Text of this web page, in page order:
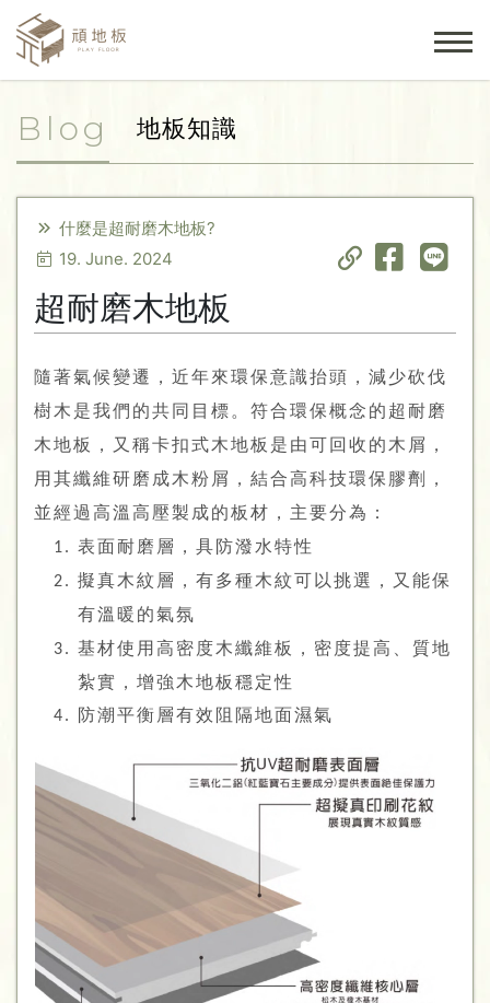
Blog 地板知識
什麼是超耐磨木地板?
19. June. 2024
超耐磨木地板
隨著氣候變遷，近年來環保意識抬頭，減少砍伐
樹木是我們的共同目標。符合環保概念的超耐磨
木地板，又稱卡扣式木地板是由可回收的木屑，
用其纖維研磨成木粉屑，結合高科技環保膠劑，
並經過高溫高壓製成的板材，主要分為：
表面耐磨層，具防潑水特性
擬真木紋層，有多種木紋可以挑選，又能保
有溫暖的氣氛
基材使用高密度木纖維板，密度提高、質地
紮實，增強木地板穩定性
防潮平衡層有效阻隔地面濕氣